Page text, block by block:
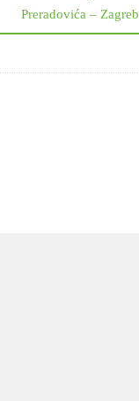
Preradovića – Zagreb